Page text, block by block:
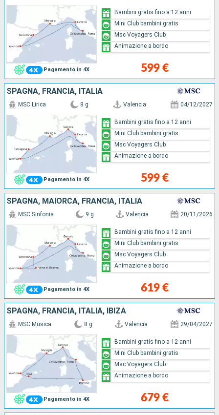
Pagamento in 4X 599 €
Bambini gratis fino a 12 anni
Mini Club bambini gratis
Msc Voyagers Club
Animazione a bordo
SPAGNA, FRANCIA, ITALIA
Pagamento in 4X
MSC Lirica 8 g Valencia 04/12/2027
599 €
Bambini gratis fino a 12 anni
Mini Club bambini gratis
Msc Voyagers Club
Animazione a bordo
SPAGNA, MAIORCA, FRANCIA, ITALIA
Pagamento in 4X
MSC Sinfonia 9 g Valencia 20/11/2026
619 €
Bambini gratis fino a 12 anni
Mini Club bambini gratis
Msc Voyagers Club
Animazione a bordo
SPAGNA, FRANCIA, ITALIA, IBIZA
Pagamento in 4X
MSC Musica 8 g Valencia 29/04/2027
679 €
Bambini gratis fino a 12 anni
Mini Club bambini gratis
Msc Voyagers Club
Animazione a bordo